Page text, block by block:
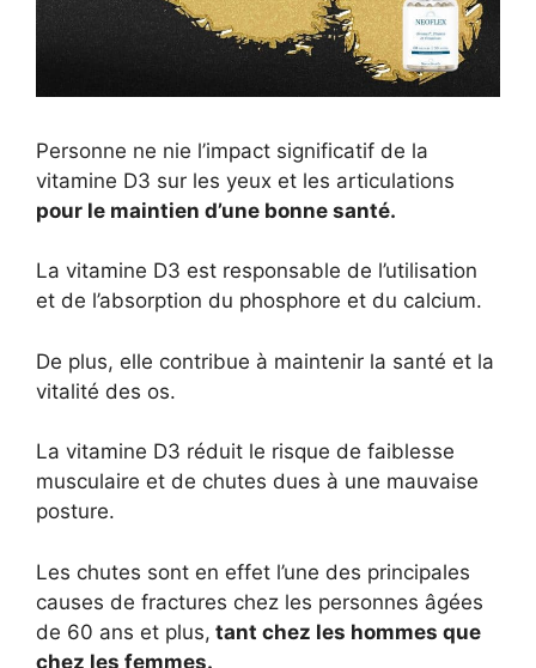
Personne ne nie l’impact significatif de la
vitamine D3 sur les yeux et les articulations
pour le maintien d’une bonne santé.
La vitamine D3 est responsable de l’utilisation
et de l’absorption du phosphore et du calcium.
De plus, elle contribue à maintenir la santé et la
vitalité des os.
La vitamine D3 réduit le risque de faiblesse
musculaire et de chutes dues à une mauvaise
posture.
Les chutes sont en effet l’une des principales
causes de fractures chez les personnes âgées
de 60 ans et plus, tant chez les hommes que
chez les femmes.